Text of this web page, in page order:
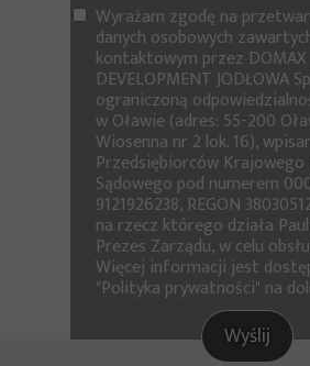
Wyrażam zgodę na
danych osobowych
kontaktowym przez DOMAX
DEVELOPMENT JODŁOWA
ograniczoną
w Oławie (adres: 55-200
Wiosenna nr 2 lok. 16),
Przedsiębiorców
Sądowego pod numerem
9121926238, REGON
na rzecz którego działa
Prezes Zarządu, w celu
Więcej informacji jest
"Polityka prywatności" na
Wyślij